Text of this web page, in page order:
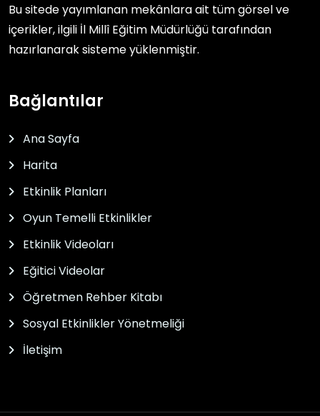
Bu sitede yayımlanan mekânlara ait tüm görsel ve
içerikler, ilgili İl Millî Eğitim Müdürlüğü tarafından
hazırlanarak sisteme yüklenmiştir.
Bağlantılar
Ana Sayfa
Harita
Etkinlik Planları
Oyun Temelli Etkinlikler
Etkinlik Videoları
Eğitici Videolar
Öğretmen Rehber Kitabı
Sosyal Etkinlikler Yönetmeliği
İletişim